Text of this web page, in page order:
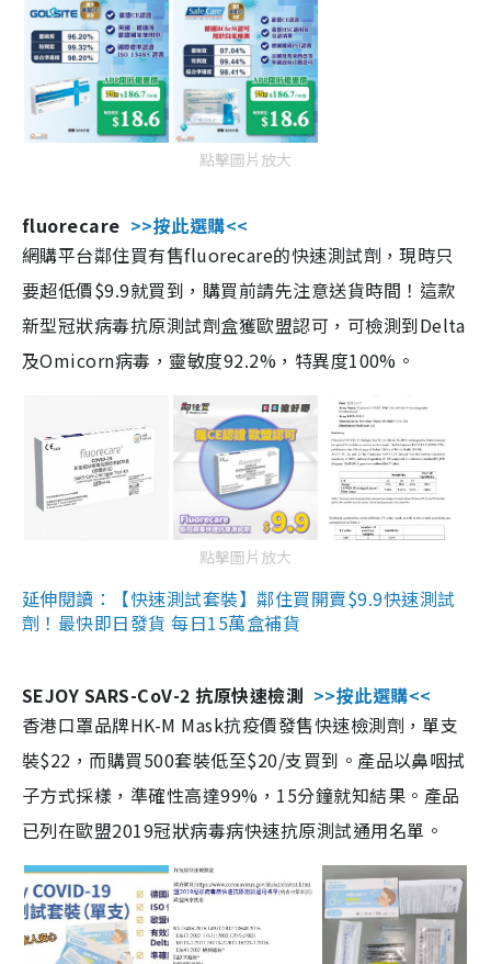
點擊圖片放大
fluorecare >>按此選購<<
網購平台鄰住買有售fluorecare的快速測試劑，現時只
要超低價$9.9就買到，購買前請先注意送貨時間！這款
新型冠狀病毒抗原測試劑盒獲歐盟認可，可檢測到Delta
及Omicorn病毒，靈敏度92.2%，特異度100%。
點擊圖片放大
延伸閱讀：【快速測試套裝】鄰住買開賣$9.9快速測試
劑！最快即日發貨 每日15萬盒補貨
SEJOY SARS-CoV-2 抗原快速檢測 >>按此選購<<
香港口罩品牌HK-M Mask抗疫價發售快速檢測劑，單支
裝$22，而購買500套裝低至$20/支買到。產品以鼻咽拭
子方式採樣，準確性高達99%，15分鐘就知結果。產品
已列在歐盟2019冠狀病毒病快速抗原測試通用名單。